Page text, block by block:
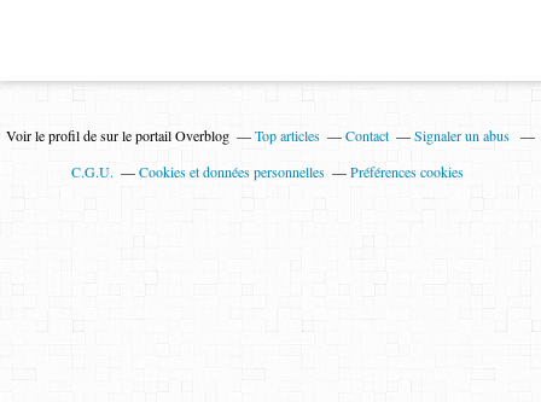
Voir le profil desur le portail Overblog Top articles Contact
Signaler un abus
C.G.U.
Cookies et données personnelles Préférences cookies